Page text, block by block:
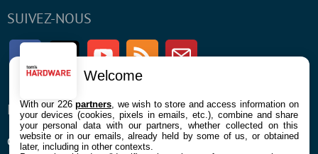
SUIVEZ-NOUS
FacebookTwitter Youtube RSS Newsletter
ENTREPRISE
Confidentialité et Cookies
À PROPOS
Contact
Welcome
With our 226partners , we wish to store and access information on
your devices (cookies, pixels in emails, etc.), combine and share
your personal data with our partners, whether collected on this
website or in our emails, already held by some of us, or obtained
later, including in other contexts.